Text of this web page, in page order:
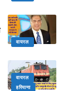
वायरल
वायरल
हरियाणा